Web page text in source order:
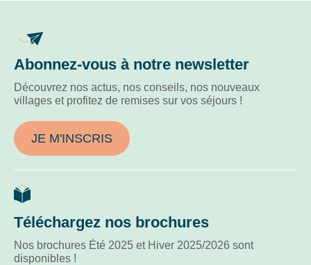
Abonnez-vous à notre newsletter
Découvrez nos actus, nos conseils, nos nouveaux
villages et profitez de remises sur vos séjours !
JE M'INSCRIS
Téléchargez nos brochures
Nos brochures Été 2025 et Hiver 2025/2026 sont
disponibles !